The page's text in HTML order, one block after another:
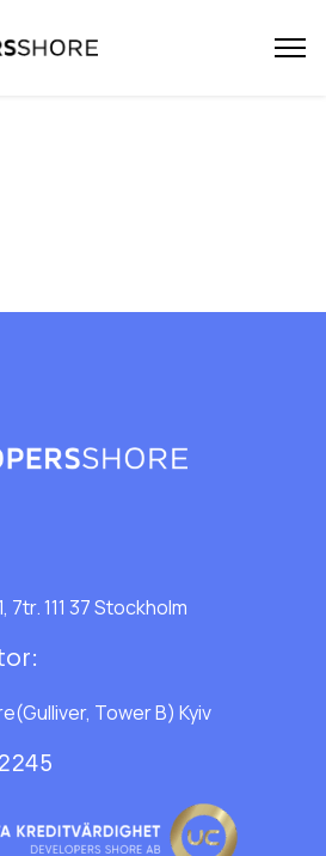
7tr. 111 37 Stockholm
Tower B) Kyiv